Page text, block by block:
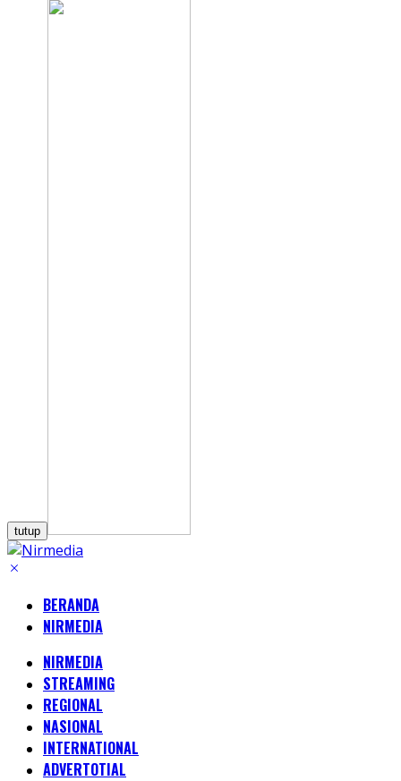
tutup
BERANDA
NIRMEDIA
NIRMEDIA
STREAMING
REGIONAL
NASIONAL
INTERNATIONAL
ADVERTOTIAL